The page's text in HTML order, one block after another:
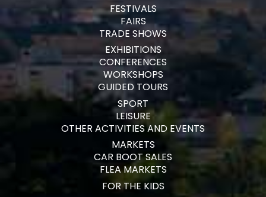
FESTIVALS
FAIRS
TRADE SHOWS
EXHIBITIONS
CONFERENCES
WORKSHOPS
GUIDED TOURS
SPORT
LEISURE
OTHER ACTIVITIES AND EVENTS
MARKETS
CAR BOOT SALES
FLEA MARKETS
FOR THE KIDS